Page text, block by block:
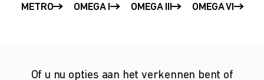
METRO OMEGA I OMEGA III OMEGA VI
Of u nu opties aan het verkennen bent of